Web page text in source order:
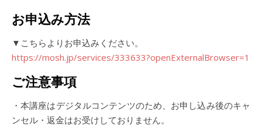
お申込み方法
▼こちらよりお申込みください。
https://mosh.jp/services/333633?openExternalBrowser=1
ご注意事項
・本講座はデジタルコンテンツのため、お申し込み後のキャ
ンセル・返金はお受けしておりません。